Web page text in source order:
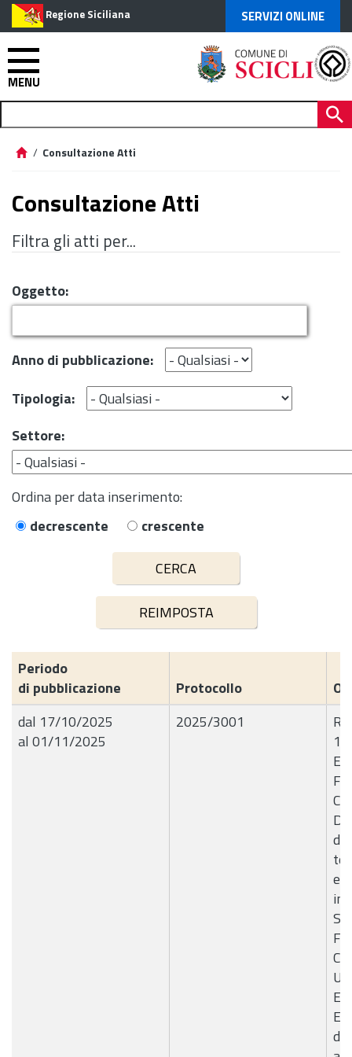
Regione Siciliana SERVIZI ONLINE
MENU
/ Consultazione Atti
Consultazione Atti
Filtra gli atti per...
Oggetto:
Anno di pubblicazione:
Tipologia:
Settore:
Ordina per data inserimento:
decrescente
crescente
Periodo
di pubblicazione
Protocollo
dal 17/10/2025
al 01/11/2025
2025/3001
e
di